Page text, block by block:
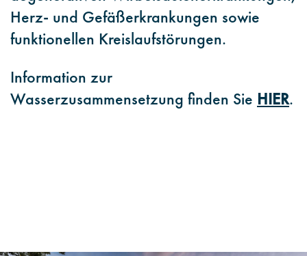
Herz- und Gefäßerkrankungen sowie
funktionellen Kreislaufstörungen.
Information zur
Wasserzusammensetzung finden Sie HIER.